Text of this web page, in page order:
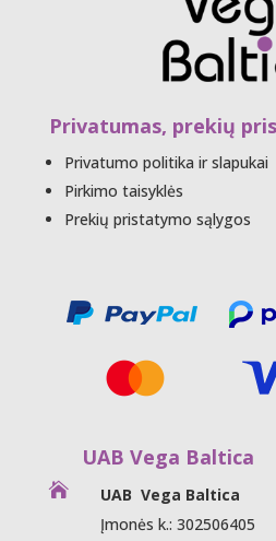
Privatumas, prekių
Privatumo politika ir slapukai
Pirkimo taisyklės
Prekių pristatymo sąlygos
UAB Vega Baltica

UAB Vega Baltica
Įmonės k.: 302506405